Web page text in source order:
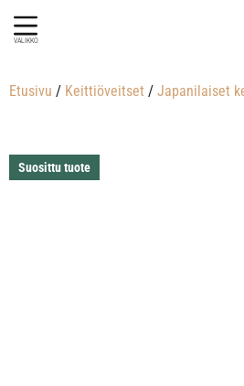
VALIKKO
Etusivu / Keittiöveitset / Japanilaiset
Suosittu tuote